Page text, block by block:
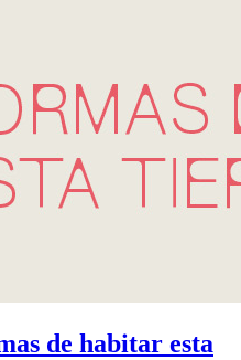
de habitar esta